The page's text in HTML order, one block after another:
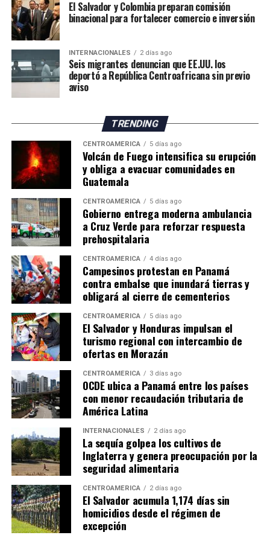
enfrenta el sector agrícola ante las nuevas condiciones
climáticas. Sin embargo, considera que los productores
deberán adaptar sus métodos de trabajo y buscar nuevas
oportunidades para mantener la actividad frente al
cambio climático.
El impacto de la sequía pone de manifiesto los desafíos
que enfrenta la agricultura británica, tanto por la
reducción de los rendimientos como por los posibles
efectos sobre los precios y el suministro de productos
agrícolas en los próximos meses.
El Salvador y Colombia preparan comisión
binacional para fortalecer comercio e inversión
INTERNACIONALES 2 días ago
Seis migrantes denuncian que EE.UU. los
deportó a República Centroafricana sin previo
aviso
TRENDING
CENTROAMÉRICA 5 días ago
Volcán de Fuego intensifica su erupción
y obliga a evacuar comunidades en
Guatemala
CENTROAMÉRICA 5 días ago
Gobierno entrega moderna ambulancia
a Cruz Verde para reforzar respuesta
prehospitalaria
CENTROAMÉRICA 4 días ago
Campesinos protestan en Panamá
contra embalse que inundará tierras y
obligará al cierre de cementerios
CENTROAMÉRICA 5 días ago
El Salvador y Honduras impulsan el
turismo regional con intercambio de
ofertas en Morazán
CENTROAMÉRICA 3 días ago
OCDE ubica a Panamá entre los países
con menor recaudación tributaria de
América Latina
INTERNACIONALES 2 días ago
La sequía golpea los cultivos de
Inglaterra y genera preocupación por la
seguridad alimentaria
CENTROAMÉRICA 2 días ago
El Salvador acumula 1,174 días sin
homicidios desde el régimen de
excepción